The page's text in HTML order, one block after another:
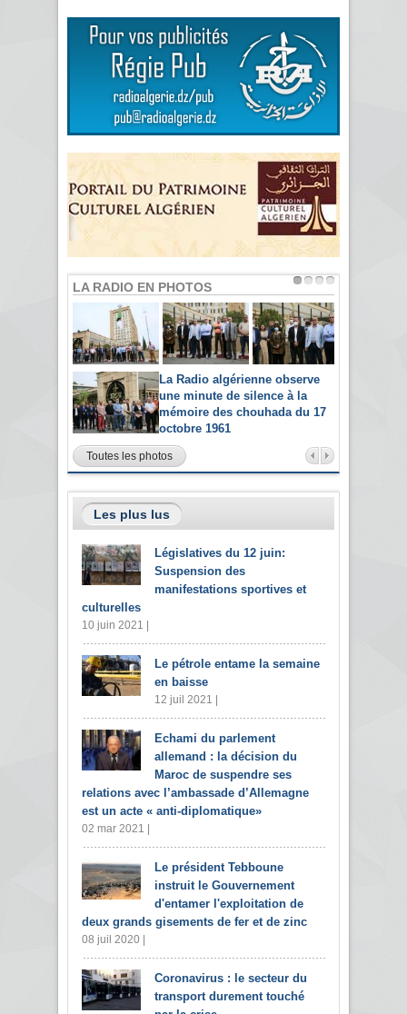
LA RADIO EN PHOTOS
La Radio algérienne observe
une minute de silence à la
mémoire des chouhada du 17
octobre 1961
Toutes les photos
Les plus lus
Législatives du 12 juin:
Suspension des
manifestations sportives et
culturelles
10 juin 2021 |
Le pétrole entame la semaine
en baisse
12 juil 2021 |
Echami du parlement
allemand : la décision du
Maroc de suspendre ses
relations avec l’ambassade d’Allemagne
est un acte « anti-diplomatique»
02 mar 2021 |
Le président Tebboune
instruit le Gouvernement
d'entamer l'exploitation de
deux grands gisements de fer et de zinc
08 juil 2020 |
Coronavirus : le secteur du
transport durement touché